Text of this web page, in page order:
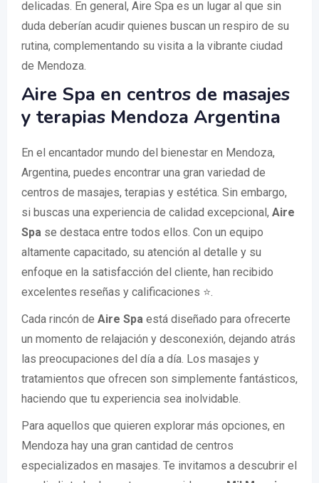
delicadas. En general, Aire Spa es un lugar al que sin
duda deberían acudir quienes buscan un respiro de su
rutina, complementando su visita a la vibrante ciudad
de Mendoza.
Aire Spa en centros de masajes
y terapias Mendoza Argentina
En el encantador mundo del bienestar en Mendoza,
Argentina, puedes encontrar una gran variedad de
centros de masajes, terapias y estética. Sin embargo,
si buscas una experiencia de calidad excepcional, Aire
Spa se destaca entre todos ellos. Con un equipo
altamente capacitado, su atención al detalle y su
enfoque en la satisfacción del cliente, han recibido
excelentes reseñas y calificaciones ⭐️.
Cada rincón de Aire Spa está diseñado para ofrecerte
un momento de relajación y desconexión, dejando atrás
las preocupaciones del día a día. Los masajes y
tratamientos que ofrecen son simplemente fantásticos,
haciendo que tu experiencia sea inolvidable.
Para aquellos que quieren explorar más opciones, en
Mendoza hay una gran cantidad de centros
especializados en masajes. Te invitamos a descubrir el